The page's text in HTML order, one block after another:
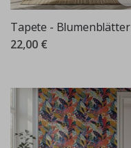
Tapete - Blumenblätter
22,00 €